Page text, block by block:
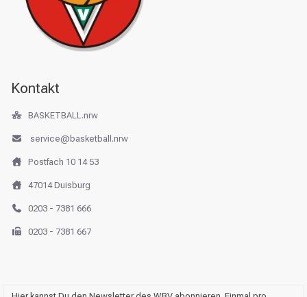
Kontakt
BASKETBALL.nrw
service@basketball.nrw
Postfach 10 14 53
47014 Duisburg
0203 - 7381 666
0203 - 7381 667